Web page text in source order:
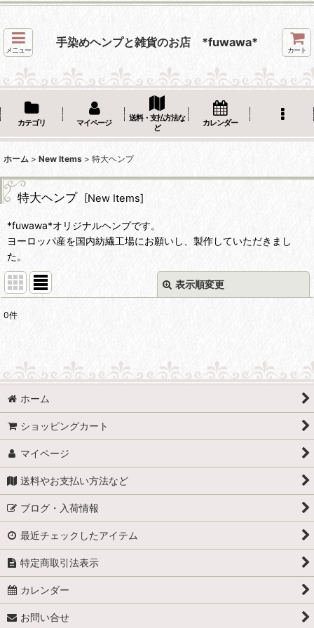
メニュー
手染めヘンプと雑貨のお店 *fuwawa*
カート
カテゴリ マイページ
送料・支払方法な
ど
カレンダー
ホーム > New Items > 特大ヘンプ
特大ヘンプ [New Items]
*fuwawa*オリジナルヘンプです。
ヨーロッパ産を国内紡繊工場にお願いし、製作していただきまし
た。
表示順変更
並び順
0件
ホーム
ショッピングカート
マイページ
送料やお支払い方法など
ブログ・入荷情報
最近チェックしたアイテム
特定商取引法表示
カレンダー
お問い合せ